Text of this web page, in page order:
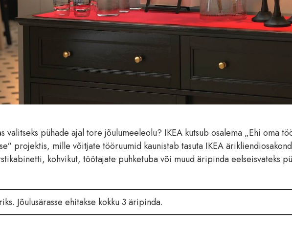
valitseks pühade ajal tore jõulumeeleolu? IKEA kutsub osalema „Ehi oma
projektis, mille võitjate tööruumid kaunistab tasuta IKEA
kohvikut, töötajate puhketuba või muud äripinda eelseisvateks
Jõulusärasse ehitakse kokku 3 äripinda.